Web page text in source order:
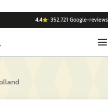
4,4 ·352.721 Google-reviews